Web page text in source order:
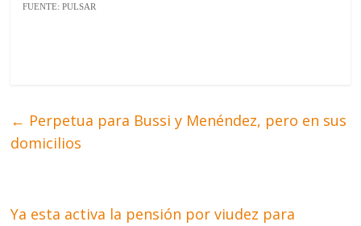
FUENTE: PULSAR
← Perpetua para Bussi y Menéndez, pero en sus
domicilios
Ya esta activa la pensión por viudez para